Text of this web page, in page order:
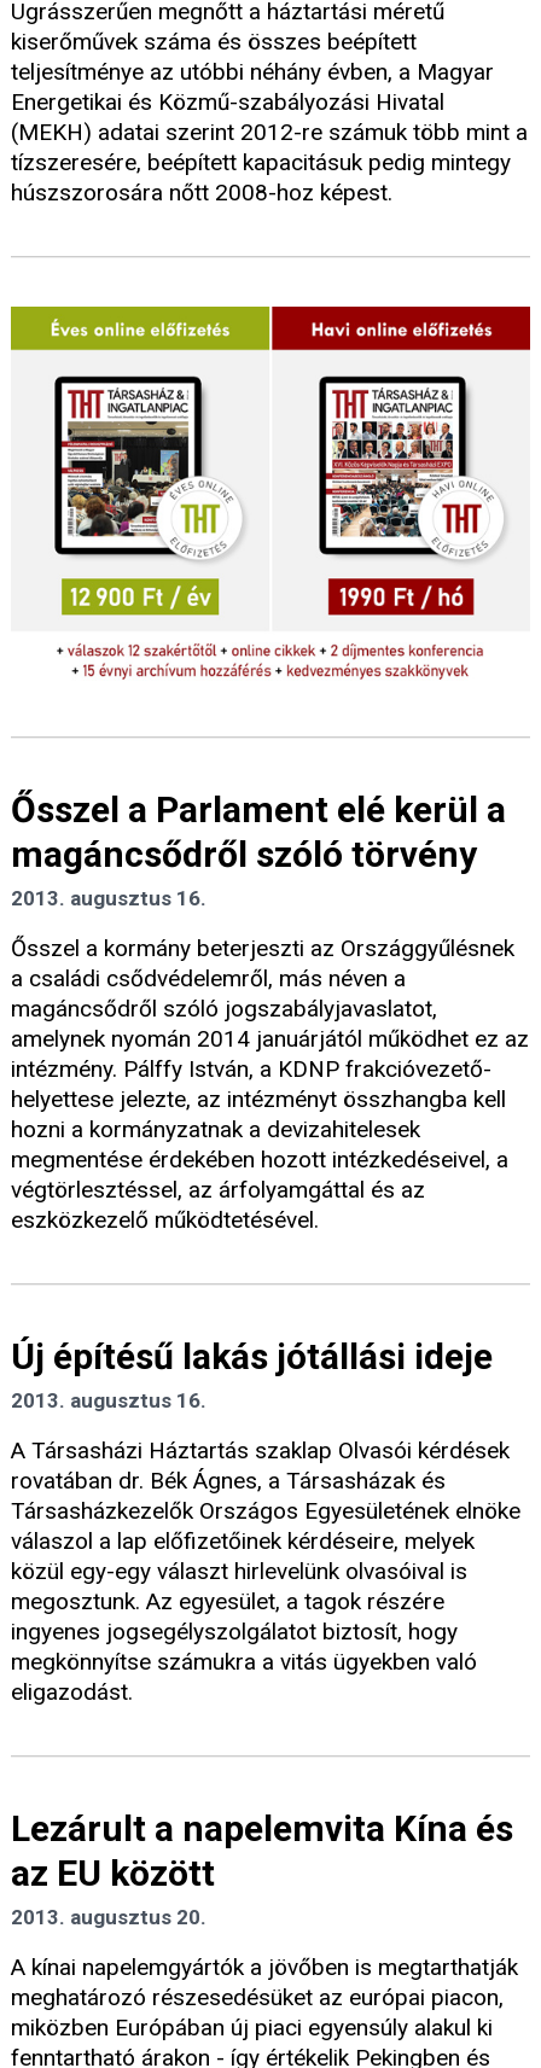
Ugrásszerűen megnőtt a háztartási méretű
kiserőművek száma és összes beépített
teljesítménye az utóbbi néhány évben, a Magyar
Energetikai és Közmű-szabályozási Hivatal
(MEKH) adatai szerint 2012-re számuk több mint a
tízszeresére, beépített kapacitásuk pedig mintegy
húszszorosára nőtt 2008-hoz képest.
Ősszel a Parlament elé kerül a
magáncsődről szóló törvény
2013. augusztus 16.
Ősszel a kormány beterjeszti az Országgyűlésnek
a családi csődvédelemről, más néven a
magáncsődről szóló jogszabályjavaslatot,
amelynek nyomán 2014 januárjától működhet ez az
intézmény. Pálffy István, a KDNP frakcióvezető-
helyettese jelezte, az intézményt összhangba kell
hozni a kormányzatnak a devizahitelesek
megmentése érdekében hozott intézkedéseivel, a
végtörlesztéssel, az árfolyamgáttal és az
eszközkezelő működtetésével.
Új építésű lakás jótállási ideje
2013. augusztus 16.
A Társasházi Háztartás szaklap Olvasói kérdések
rovatában dr. Bék Ágnes, a Társasházak és
Társasházkezelők Országos Egyesületének elnöke
válaszol a lap előfizetőinek kérdéseire, melyek
közül egy-egy választ hirlevelünk olvasóival is
megosztunk. Az egyesület, a tagok részére
ingyenes jogsegélyszolgálatot biztosít, hogy
megkönnyítse számukra a vitás ügyekben való
eligazodást.
Lezárult a napelemvita Kína és
az EU között
2013. augusztus 20.
A kínai napelemgyártók a jövőben is megtarthatják
meghatározó részesedésüket az európai piacon,
miközben Európában új piaci egyensúly alakul ki
fenntartható árakon - így értékelik Pekingben és